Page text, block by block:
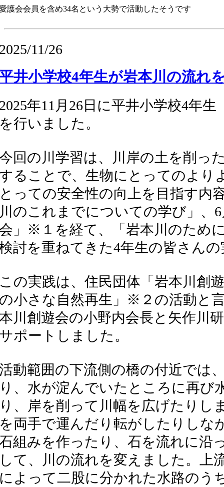
護会会員を含め34名という大勢で活動したそうです
11/26
井小学校4年生が岩本川の流れ
年11月26日に平井小学校4年
行いました。
回の川学習は、川岸の土を削っ
ることで、生物にとってのより
っての安全性の向上を目指す内
のこれまでについての学び」、
」※１を経て、「岩本川のため
討を重ねてきた4年生の皆さん
の実践は、住民団体「岩本川創
小さな自然再生」※２の活動と
川創遊会の小野内会長と矢作川
ポートしました。
動範囲の下流側の橋の付近では
、水が淀んでいたところに再び
、岸を削って川幅を広げたりし
両手で運んだり転がしたりしな
組みを作ったり、石を流れに沿
て、川の流れを変えました。上
よって二股に分かれた水路のう